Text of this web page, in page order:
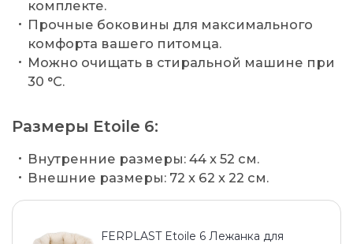
комплекте.
Прочные боковины для максимального
комфорта вашего питомца.
Можно очищать в стиральной машине при
30 °C.
Размеры Etoile 6:
Внутренние размеры: 44 x 52 см.
Внешние размеры: 72 x 62 x 22 см.
FERPLAST Etoile 6 Лежанка для